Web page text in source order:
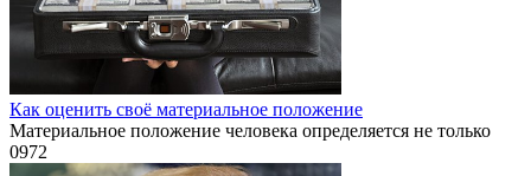
Как оценить своё материальное положение
Материальное положение человека определяется не только
0972